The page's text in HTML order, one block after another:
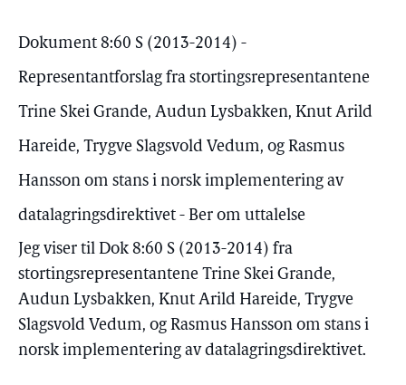
Dokument 8:60 S (2013-2014) -
Representantforslag fra stortingsrepresentantene
Trine Skei Grande, Audun Lysbakken, Knut Arild
Hareide, Trygve Slagsvold Vedum, og Rasmus
Hansson om stans i norsk implementering av
datalagringsdirektivet - Ber om uttalelse
Jeg viser til Dok 8:60 S (2013-2014) fra
stortingsrepresentantene Trine Skei Grande,
Audun Lysbakken, Knut Arild Hareide, Trygve
Slagsvold Vedum, og Rasmus Hansson om stans i
norsk implementering av datalagringsdirektivet.